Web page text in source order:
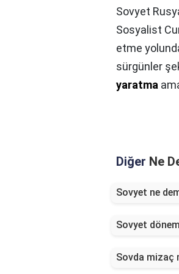
Sovyet
Sosyalist
etme
sürgünler
yaratma
Diğer Ne
Sovyet ne
Sovyet
Sovda mizaç